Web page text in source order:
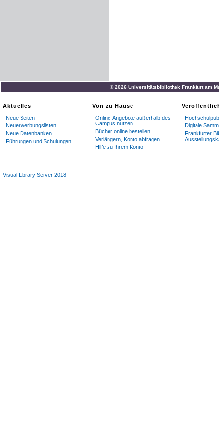
© 2026 Universitätsbibliothek Frankfurt am
Aktuelles
Neue Seiten
Neuerwerbungslisten
Neue Datenbanken
Führungen und Schulungen
Von zu Hause
Online-Angebote außerhalb des
Campus nutzen
Bücher online bestellen
Verlängern, Konto abfragen
Hilfe zu Ihrem Konto
Digitale
Frankfurter
Visual Library Server 2018